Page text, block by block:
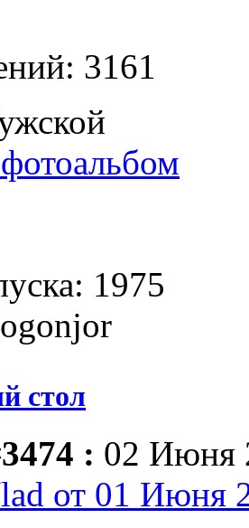
3161
1975
стол
: 02 Июня
от 01 Июня